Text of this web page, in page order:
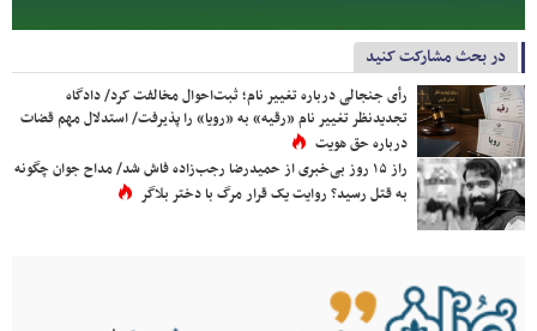
در بحث مشارکت کنید
رأی جنجالی درباره تغییر نام؛ ثبت‌احوال مخالفت کرد/ دادگاه
تجدیدنظر تغییر نام «رقیه» به «رویا» را پذیرفت/ استدلال مهم قضات
درباره حق هویت
راز ۱۵ روز بی‌خبری از حمیدرضا رجب‌زاده فاش شد/ مداح جوان چگونه
به قتل رسید؟ روایت یک قرار مرگ با دختر بلاگر